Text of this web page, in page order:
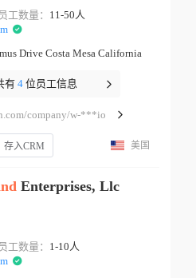
工数量： 11-50人
Drive Costa Mesa California
有4位员工信息
company/w-***io
存入CRM 美国
Enterprises, Llc
工数量： 1-10人